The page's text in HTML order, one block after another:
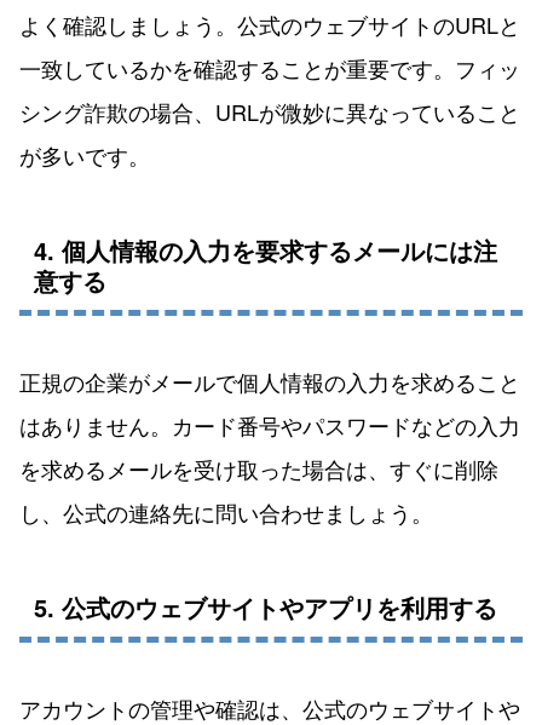
よく確認しましょう。公式のウェブサイトのURLと
一致しているかを確認することが重要です。フィッ
シング詐欺の場合、URLが微妙に異なっていること
が多いです。
4. 個人情報の入力を要求するメールには注
意する
正規の企業がメールで個人情報の入力を求めること
はありません。カード番号やパスワードなどの入力
を求めるメールを受け取った場合は、すぐに削除
し、公式の連絡先に問い合わせましょう。
5. 公式のウェブサイトやアプリを利用する
アカウントの管理や確認は、公式のウェブサイトや